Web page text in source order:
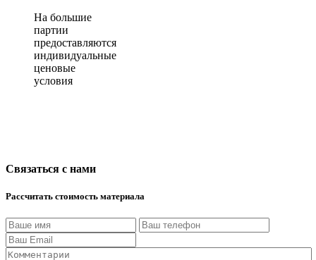
На большие
партии
предоставляются
индивидуальные
ценовые
условия
Связаться с нами
Рассчитать стоимость материала